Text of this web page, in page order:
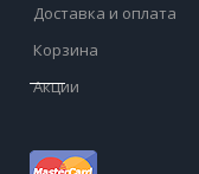
Доставка и оплата
Корзина
Акции